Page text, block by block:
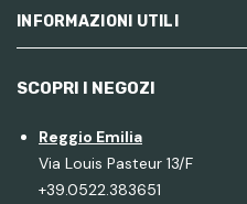
INFORMAZIONI UTILI
SCOPRI I NEGOZI
Reggio Emilia
Via Louis Pasteur 13/F
+39.0522.383651